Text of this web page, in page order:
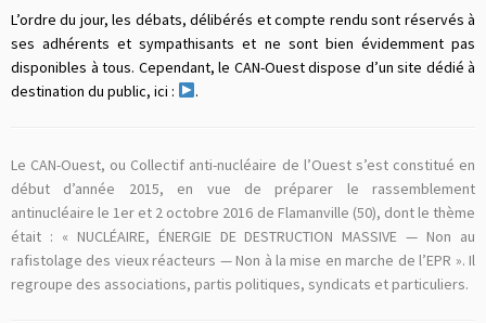
L’ordre du jour, les débats, délibérés et compte rendu sont réservés à
ses adhérents et sympathisants et ne sont bien évidemment pas
disponibles à tous. Cependant, le CAN-Ouest dispose d’un site dédié à
destination du public, ici :
.
Le CAN-Ouest, ou Collectif anti-nucléaire de l’Ouest s’est constitué en
début d’année 2015, en vue de préparer le rassemblement
antinucléaire le 1er et 2 octobre 2016 de Flamanville (50), dont le thème
était : « NUCLÉAIRE, ÉNERGIE DE DESTRUCTION MASSIVE — Non au
rafistolage des vieux réacteurs ­— Non à la mise en marche de l’EPR ». Il
regroupe des associations, partis politiques, syndicats et particuliers.